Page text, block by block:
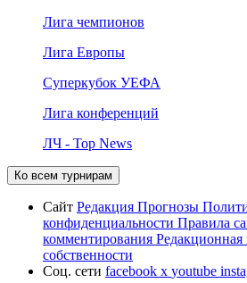
Лига чемпионов
Лига Европы
Суперкубок УЕФА
Лига конференций
ЛЧ - Top News
Ко всем турнирам
Сайт Редакция Прогнозы
конфиденциальности Правила
комментирования Редакционная
собственности
Соц. сети facebook x youtube